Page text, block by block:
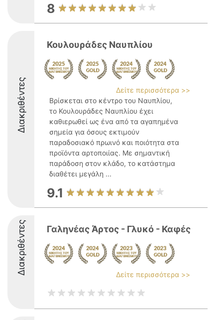
8
Διακριθέντες
Κουλουράδες Ναυπλίου
Δείτε περισσότερα >>
Βρίσκεται στο κέντρο του Ναυπλίου,
το Κουλουράδες Ναυπλίου έχει
καθιερωθεί ως ένα από τα αγαπημένα
σημεία για όσους εκτιμούν
παραδοσιακό πρωινό και ποιότητα στα
προϊόντα αρτοποιίας. Με σημαντική
παράδοση στον κλάδο, το κατάστημα
διαθέτει μεγάλη ...
9.1
Διακριθέντες Γαληνέας Άρτος - Γλυκό - Καφές
Δείτε περισσότερα >>